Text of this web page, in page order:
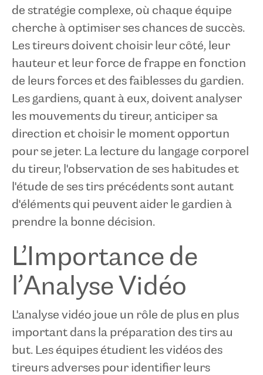
de stratégie complexe, où chaque équipe
cherche à optimiser ses chances de succès.
Les tireurs doivent choisir leur côté, leur
hauteur et leur force de frappe en fonction
de leurs forces et des faiblesses du gardien.
Les gardiens, quant à eux, doivent analyser
les mouvements du tireur, anticiper sa
direction et choisir le moment opportun
pour se jeter. La lecture du langage corporel
du tireur, l'observation de ses habitudes et
l'étude de ses tirs précédents sont autant
d'éléments qui peuvent aider le gardien à
prendre la bonne décision.
L’Importance de
l’Analyse Vidéo
L'analyse vidéo joue un rôle de plus en plus
important dans la préparation des tirs au
but. Les équipes étudient les vidéos des
tireurs adverses pour identifier leurs